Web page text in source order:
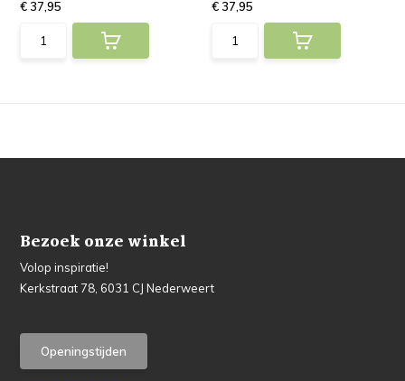
€ 37,95
€ 37,95
Bezoek onze winkel
Volop inspiratie!
Kerkstraat 78, 6031 CJ Nederweert
Openingstijden